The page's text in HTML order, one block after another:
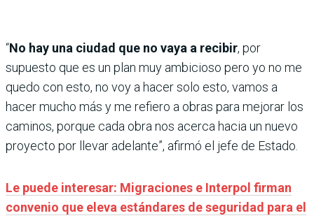
“No hay una ciudad que no vaya a recibir, por
supuesto que es un plan muy ambicioso pero yo no me
quedo con esto, no voy a hacer solo esto, vamos a
hacer mucho más y me refiero a obras para mejorar los
caminos, porque cada obra nos acerca hacia un nuevo
proyecto por llevar adelante”, afirmó el jefe de Estado.
Le puede interesar: Migraciones e Interpol firman
convenio que eleva estándares de seguridad para el